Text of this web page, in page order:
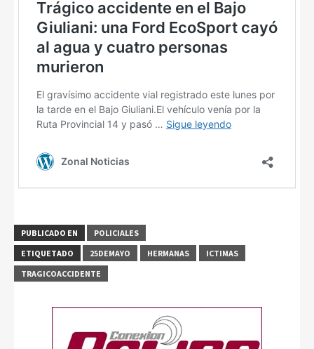
PUBLICADO EN
POLICIALES
ETIQUETADO
25DEMAYO HERMANAS
ICTIMAS
TRAGICOACCIDENTE